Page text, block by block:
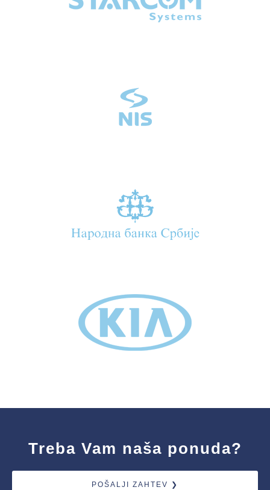
Treba Vam naša ponuda?
POŠALJI ZAHTEV ❯